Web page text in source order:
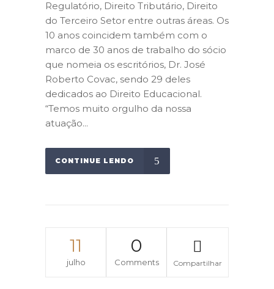
Regulatório, Direito Tributário, Direito
do Terceiro Setor entre outras áreas. Os
10 anos coincidem também com o
marco de 30 anos de trabalho do sócio
que nomeia os escritórios, Dr. José
Roberto Covac, sendo 29 deles
dedicados ao Direito Educacional.
“Temos muito orgulho da nossa
atuação...
CONTINUE LENDO
11
julho
0
Comments Compartilhar